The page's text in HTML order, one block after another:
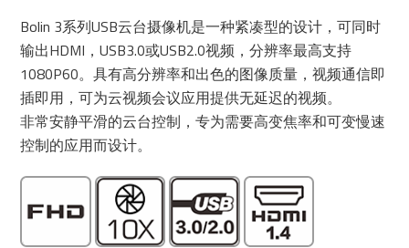
Bolin 3系列USB云台摄像机是一种紧凑型的设计，可同时
输出HDMI，USB3.0或USB2.0视频，分辨率最高支持
1080P60。具有高分辨率和出色的图像质量，视频通信即
插即用，可为云视频会议应用提供无延迟的视频。
非常安静平滑的云台控制，专为需要高变焦率和可变慢速
控制的应用而设计。